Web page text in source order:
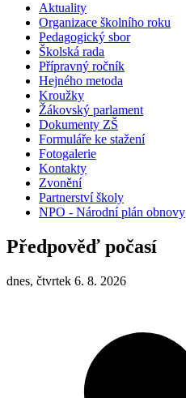
Aktuality
Organizace školního roku
Pedagogický sbor
Školská rada
Přípravný ročník
Hejného metoda
Kroužky
Žákovský parlament
Dokumenty ZŠ
Formuláře ke stažení
Fotogalerie
Kontakty
Zvonění
Partnerství školy
NPO - Národní plán obnovy
Předpověď počasí
dnes, čtvrtek 6. 8. 2026